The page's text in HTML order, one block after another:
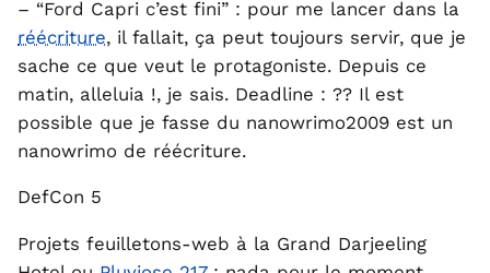
– “Ford Capri c’est fini” : pour me lancer dans la
réécriture, il fallait, ça peut toujours servir, que je
sache ce que veut le protagoniste. Depuis ce
matin, alleluia !, je sais. Deadline : ?? Il est
possible que je fasse du nanowrimo2009 est un
nanowrimo de réécriture.
DefCon 5
Projets feuilletons-web à la Grand Darjeeling